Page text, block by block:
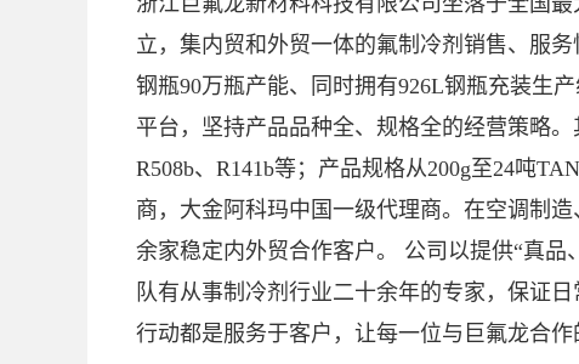
立，集内贸和外贸一体的氟制冷剂销售、服
钢瓶90万瓶产能、同时拥有926L钢瓶充装生
平台，坚持产品品种全、规格全的经营策略。
R508b、R141b等；产品规格从200g至24吨
商，大金阿科玛中国一级代理商。在空调制
余家稳定内外贸合作客户。 公司以提供“真
队有从事制冷剂行业二十余年的专家，保证
行动都是服务于客户，让每一位与巨氟龙合